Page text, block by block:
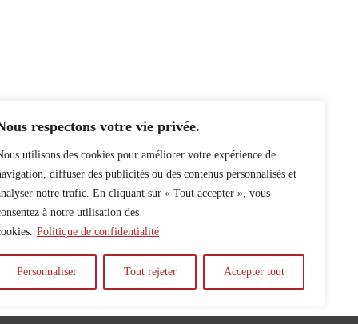
respectons votre vie privée.
utilisons des cookies pour améliorer votre expérience de
diffuser des publicités ou des contenus personnalisés et
notre trafic. En cliquant sur « Tout accepter », vous
à notre utilisation des
Politique de confidentialité
Personnaliser Tout rejeter Accepter tout